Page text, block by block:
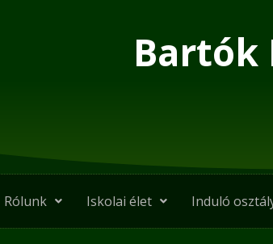
Bartók
Rólunk Iskolai élet Induló